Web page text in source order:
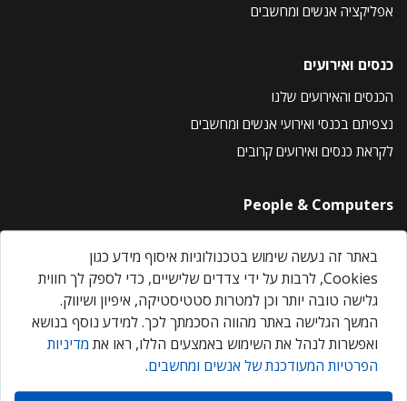
אפליקציה אנשים ומחשבים
כנסים ואירועים
הכנסים והאירועים שלנו
נצפיתם בכנסי ואירועי אנשים ומחשבים
לקראת כנסים ואירועים קרובים
People & Computers
About Us
Privacy Policy
Contact Us
Our Events
אנשים ומחשבים © 2026 – כל הזכויות שמורות
באתר זה נעשה שימוש בטכנולוגיות איסוף מידע כגון
Cookies, לרבות על ידי צדדים שלישיים, כדי לספק לך חווית
גלישה טובה יותר וכן למטרות סטטיסטיקה, איפיון ושיווק.
המשך הגלישה באתר מהווה הסכמתך לכך. למידע נוסף בנושא
ואפשרות לנהל את השימוש באמצעים הללו, ראו את מדיניות
הפרטיות המעודכנת של אנשים ומחשבים.